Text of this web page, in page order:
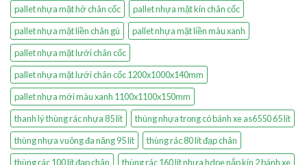
pallet nhựa mặt hở chân cốc
pallet nhựa mặt kín chân cốc
pallet nhựa mặt liền chân gù
pallet nhựa mặt liền màu xanh
pallet nhựa mặt lưới chân cốc
pallet nhựa mặt lưới chân cốc 1200x1000x140mm
pallet nhựa mới màu xanh 1100x1100x150mm
thanh lý thùng rác nhựa 85 lít
thùng nhựa trong có bánh xe as6550 65 lít
thùng nhựa vuông đa năng 95 lít
thùng rác 80 lít đạp chân
thùng rác 100 lít đạp chân
thùng rác 160 lít nhựa hdpe nắp kín 2 bánh xe